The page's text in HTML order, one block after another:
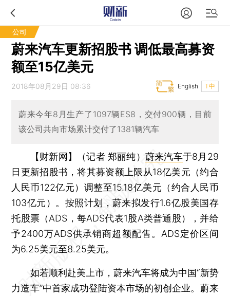
公司
蔚来汽车更新招股书 调低最高募资
额至15亿美元
2018年08月29日 08:36 T中
English
蔚来今年8月生产了1097辆ES8，交付900辆，目前
该公司共向市场累计交付了1381辆汽车
【财新网】（记者 郑丽纯） 蔚来汽车于8月29
日更新招股书，将其募资额上限从18亿美元（约合
人民币122亿元）调整至15.18亿美元（约合人民币
103亿元）。按照计划，蔚来拟发行1.6亿股美国存
托股票（ADS，每ADS代表1股A类普通股），并给
予2400万ADS供承销商超额配售。ADS定价区间
为6.25美元至8.25美元。
如若顺利赴美上市，蔚来汽车将成为中国“新势
力造车”中首家成功登陆资本市场的初创企业。蔚来